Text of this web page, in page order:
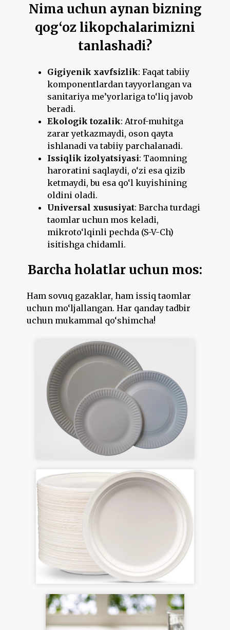
Nima uchun aynan bizning
qog‘oz likopchalarimizni
tanlashadi?
Gigiyenik xavfsizlik: Faqat tabiiy
komponentlardan tayyorlangan va
sanitariya me’yorlariga to‘liq javob
beradi.
Ekologik tozalik: Atrof-muhitga
zarar yetkazmaydi, oson qayta
ishlanadi va tabiiy parchalanadi.
Issiqlik izolyatsiyasi: Taomning
haroratini saqlaydi, o‘zi esa qizib
ketmaydi, bu esa qo‘l kuyishining
oldini oladi.
Universal xususiyat: Barcha turdagi
taomlar uchun mos keladi,
mikroto‘lqinli pechda (S-V-Ch)
isitishga chidamli.
Barcha holatlar uchun mos:
Ham sovuq gazaklar, ham issiq taomlar
uchun mo‘ljallangan. Har qanday tadbir
uchun mukammal qo‘shimcha!